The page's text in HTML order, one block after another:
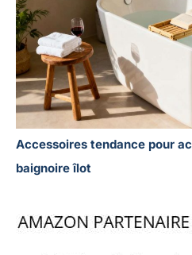
Accessoires tendance pour
baignoire îlot